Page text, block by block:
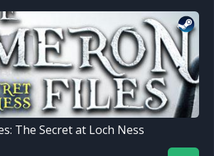
The Secret at Loch Ness